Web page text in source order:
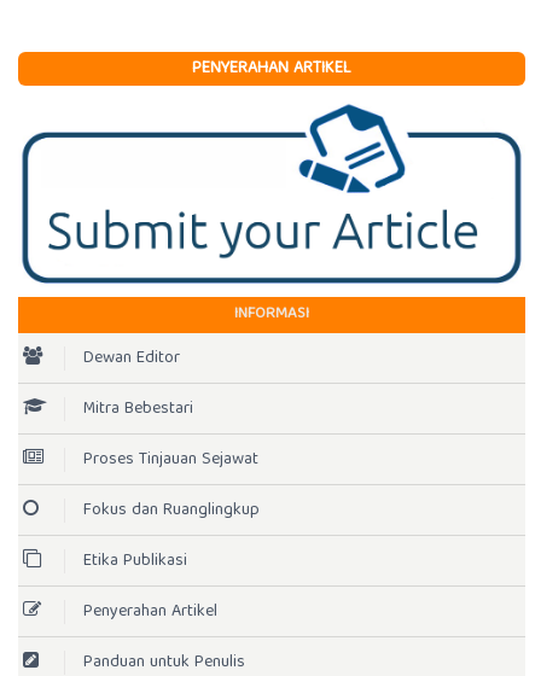
PENYERAHAN ARTIKEL
INFORMASI
Dewan Editor
Mitra Bebestari
Proses Tinjauan Sejawat
Fokus dan Ruanglingkup
Etika Publikasi
Penyerahan Artikel
Panduan untuk Penulis